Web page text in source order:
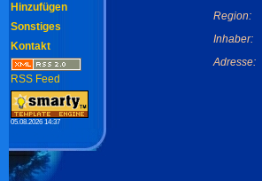
Region:
Inhaber:
Adresse:
Hinzufügen
Sonstiges
Kontakt
RSS Feed
05.08.2026 14:37